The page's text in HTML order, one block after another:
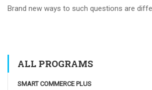
Brand new ways to such questions are
ALL PROGRAMS
SMART COMMERCE PLUS